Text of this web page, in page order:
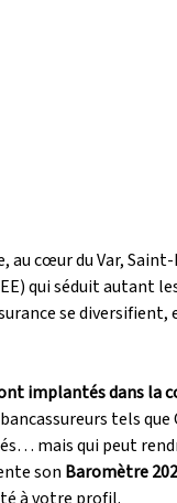
au cœur du Var,
qui séduit autant
se diversifient,
implantés dans la
tels
mais qui peut
son Baromètre